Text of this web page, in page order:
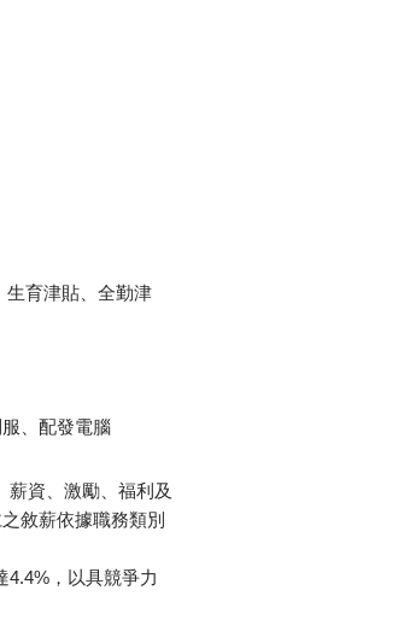
生育津貼、全勤津
、配發電腦
資、激勵、福利及
敘薪依據職務類別
4.4%，以具競爭力